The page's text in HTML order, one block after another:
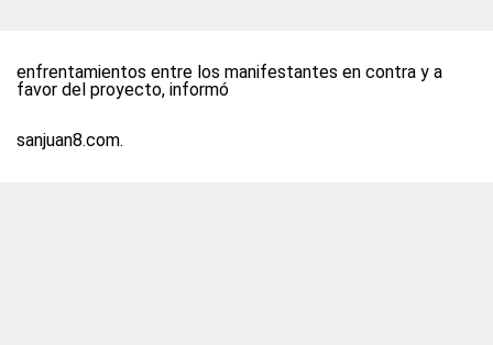
enfrentamientos entre los manifestantes en contra y a
favor del proyecto, informó
sanjuan8.com.